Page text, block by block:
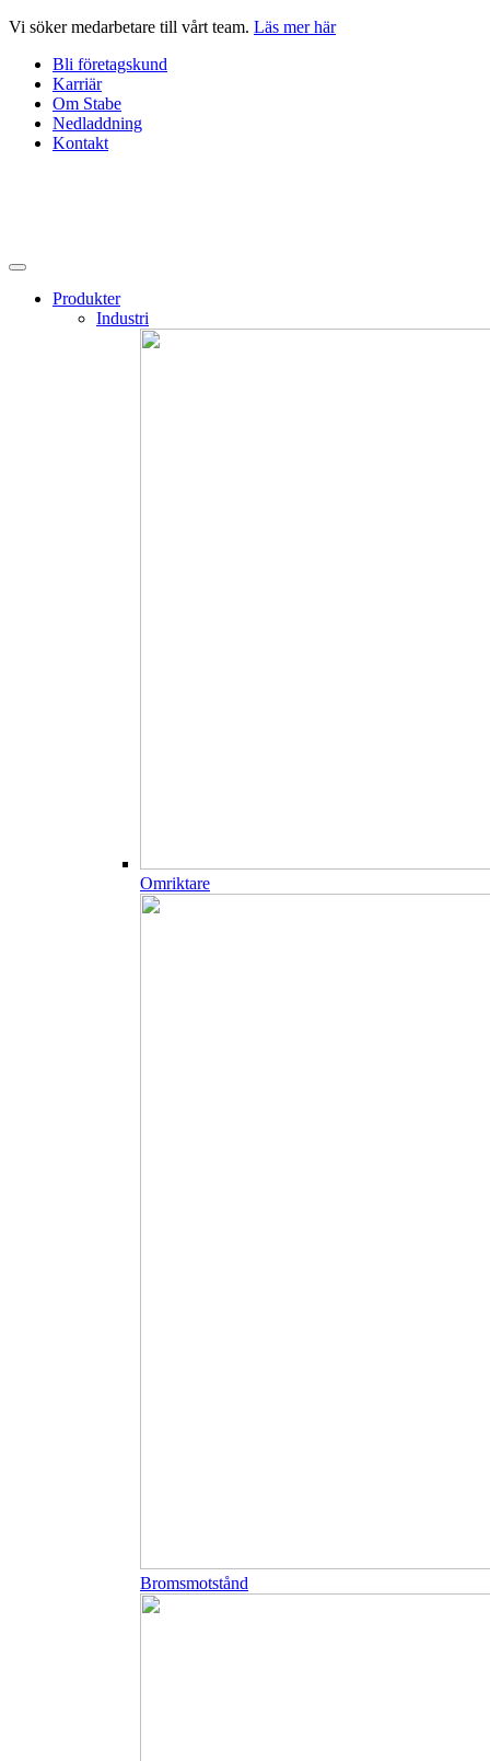
Hoppa
innehåll
Vi söker medarbetare till vårt team. Läs mer här
Bli företagskund
Karriär
Om Stabe
Nedladdning
Kontakt
Produkter
Industri
Omriktare
Bromsmotstånd